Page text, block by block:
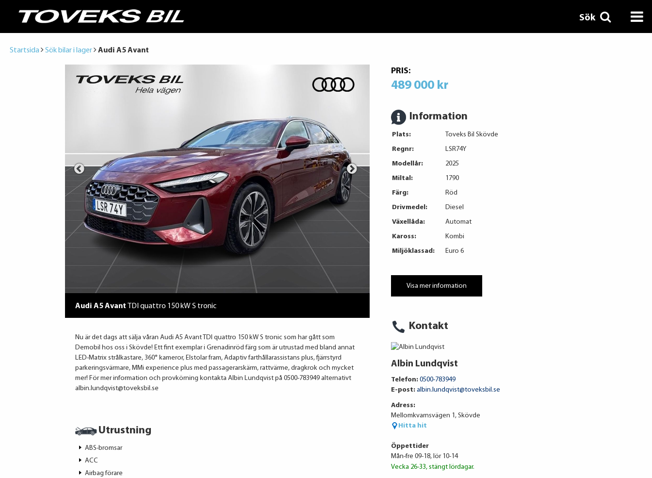
Sök
Startsida Sök bilar i lager Audi A5 Avant
Audi A5 Avant TDI quattro 150 kW S tronic
Nu är det dags att sälja våran Audi A5 Avant TDI quattro 150 kW S tronic som har gått som
Demobil hos oss i Skövde! Ett fint exemplar i Grenadinröd färg som är utrustad med bland annat
LED-Matrix strålkastare, 360° kameror, Elstolar fram, Adaptiv farthållarassistans plus, fjärrstyrd
parkeringsvärmare, MMi experience plus med passagerarskärm, rattvärme, dragkrok och mycket
mer! För mer information och provkörning kontakta Albin Lundqvist på 0500-783949 alternativt
albin.lundqvist@toveksbil.se
Utrustning
ABS-bromsar
ACC
Airbag förare
PRIS:
489 000 kr
Information
Plats:
Toveks Bil Skövde
Regnr:
LSR74Y
Modellår:
2025
Miltal:
1790
Färg:
Röd
Drivmedel:
Diesel
Växellåda:
Automat
Kaross:
Kombi
Miljöklassad:
Euro 6
Visa mer information
Kontakt
Albin Lundqvist
Telefon: 0500-783949
E-post: albin.lundqvist@toveksbil.se
Adress:
Mellomkvarnsvägen 1, Skövde
Hitta hit
Öppettider
Mån-fre 09-18, lör 10-14
Vecka 26-33, stängt lördagar.